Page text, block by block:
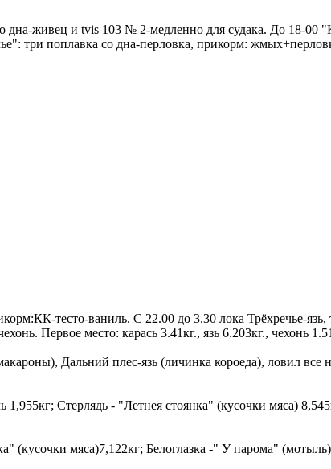
дна-живец и tvis 103 № 2-медленно для судака. До 18-00
три поплавка со дна-перловка, прикорм:
тесто-ваниль. С 22.00 до 3.30 лока Трёхречье-
Первое место: карась 3.41кг., язь 6.203кг., чехонь
Дальний плес-язь (личинка короеда), ловил все
Стерлядь - "Летнея стоянка" (кусочки мяса)
(кусочки мяса)7,122кг; Белоглазка -" У парома"